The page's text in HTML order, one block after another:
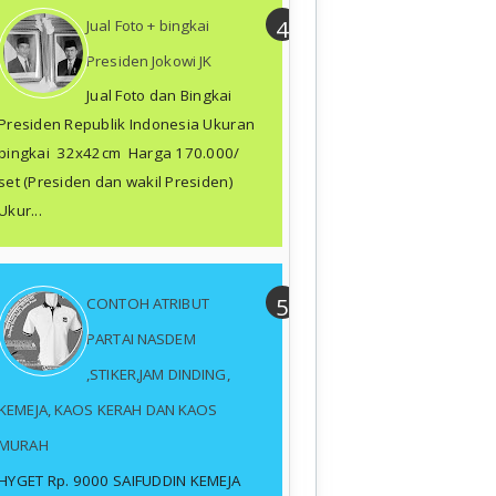
Jual Foto + bingkai
Presiden Jokowi JK
Jual Foto dan Bingkai
Republik Indonesia Ukuran
32x42cm Harga 170.000/
(Presiden dan wakil Presiden)
CONTOH ATRIBUT
PARTAI NASDEM
,STIKER,JAM DINDING,
KAOS KERAH DAN KAOS
Rp. 9000 SAIFUDDIN KEMEJA